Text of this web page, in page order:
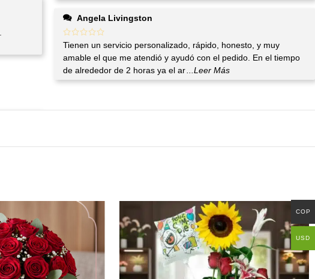
Angela Livingston
Tienen un servicio personalizado, rápido, honesto, y muy
amable el que me atendió y ayudó con el pedido. En el tiempo
de alrededor de 2 horas ya el ar
...Leer Más
COP
USD